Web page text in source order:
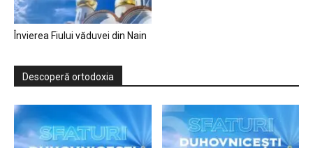
Învierea Fiului văduvei din Nain
Descoperă ortodoxia